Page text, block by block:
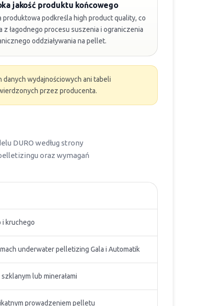
jakość produktu końcowego
produktowa podkreśla high product quality, co
z łagodnego procesu suszenia i ograniczenia
oddziaływania na pellet.
wydajnościowych ani tabeli
przez producenta.
DURO według strony
oraz wymagań
i kruchego
underwater pelletizing Gala i Automatik
lub minerałami
prowadzeniem pelletu